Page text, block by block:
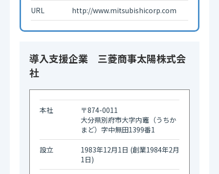
URL http://www.mitsubishicorp.com
導入支援企業 三菱商事太陽株式会
社
本社
〒874-0011
大分県別府市大字内竈（うちか
まど）字中無田1399番1
設立
1983年12月1日 (創業1984年2月
1日)